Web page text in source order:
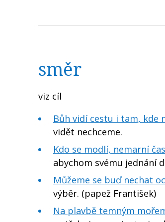
směr
viz cíl
Bůh vidí cestu i tam, kde
vidět nechceme.
Kdo se modlí, nemarní čas
abychom svému jednání
Můžeme se buď nechat
výběr. (papež František)
Na plavbě temným